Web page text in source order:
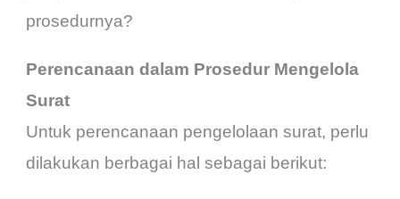
prosedurnya?
Perencanaan dalam Prosedur Mengelola
Surat
Untuk perencanaan pengelolaan surat, perlu
dilakukan berbagai hal sebagai berikut: